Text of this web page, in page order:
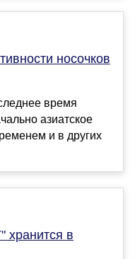
носочков
время
азиатское
и в других
хранится в